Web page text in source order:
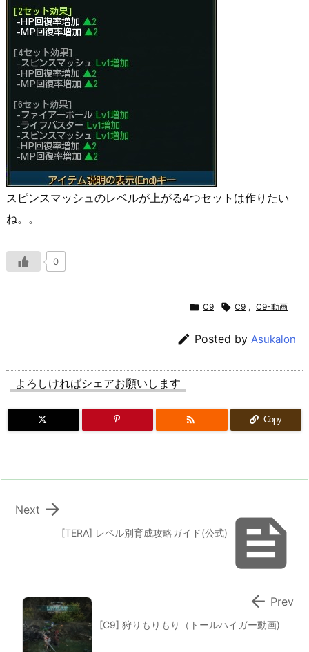
スピンスマッシュのレベルが上がる4つセットは作りたい
ね。。
0
 C9  C9 , C9-動画
 Posted by Asukalon
よろしければシェアお願いします
 Copy

[TERA] レベル別育成攻略ガイド(公式)

Next
[C9] 狩りもりもり（トールハイガー動画)
 Prev